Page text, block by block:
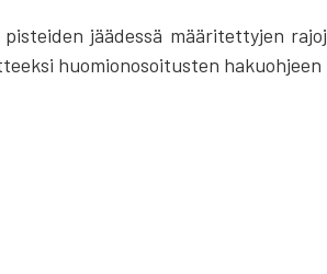
jäädessä määritettyjen
huomionosoitusten hakuohjeen